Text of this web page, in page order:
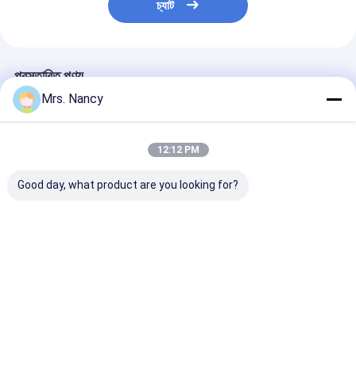
চ্যাট
প্রস্তাবিত পণ্য
Mrs. Nancy
12:12 PM
Good day, what product are you looking for?